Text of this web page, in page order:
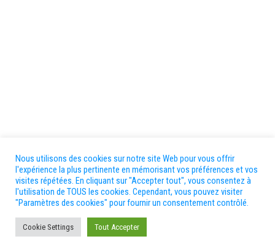
Site créé par L'Agence de Com – Bergerac
Nous utilisons des cookies sur notre site Web pour vous offrir
l'expérience la plus pertinente en mémorisant vos préférences et vos
visites répétées. En cliquant sur "Accepter tout", vous consentez à
l'utilisation de TOUS les cookies. Cependant, vous pouvez visiter
"Paramètres des cookies" pour fournir un consentement contrôlé.
Cookie Settings Tout Accepter